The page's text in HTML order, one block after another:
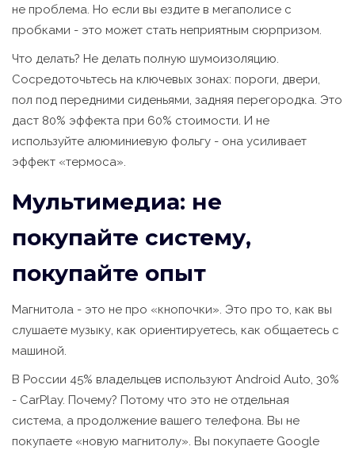
не проблема. Но если вы ездите в мегаполисе с
пробками - это может стать неприятным сюрпризом.
Что делать? Не делать полную шумоизоляцию.
Сосредоточьтесь на ключевых зонах: пороги, двери,
пол под передними сиденьями, задняя перегородка. Это
даст 80% эффекта при 60% стоимости. И не
используйте алюминиевую фольгу - она усиливает
эффект «термоса».
Мультимедиа: не
покупайте систему,
покупайте опыт
Магнитола - это не про «кнопочки». Это про то, как вы
слушаете музыку, как ориентируетесь, как общаетесь с
машиной.
В России 45% владельцев используют Android Auto, 30%
- CarPlay. Почему? Потому что это не отдельная
система, а продолжение вашего телефона. Вы не
покупаете «новую магнитолу». Вы покупаете Google